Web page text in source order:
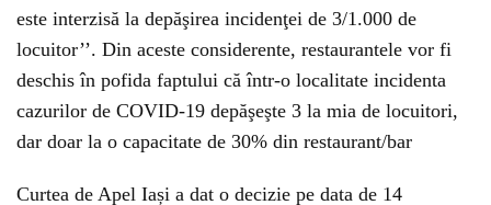
este interzisă la depăşirea incidenţei de 3/1.000 de
locuitor’’. Din aceste considerente, restaurantele vor fi
deschis în pofida faptului că într-o localitate incidenta
cazurilor de COVID-19 depăşeşte 3 la mia de locuitori,
dar doar la o capacitate de 30% din restaurant/bar
Curtea de Apel Iași a dat o decizie pe data de 14